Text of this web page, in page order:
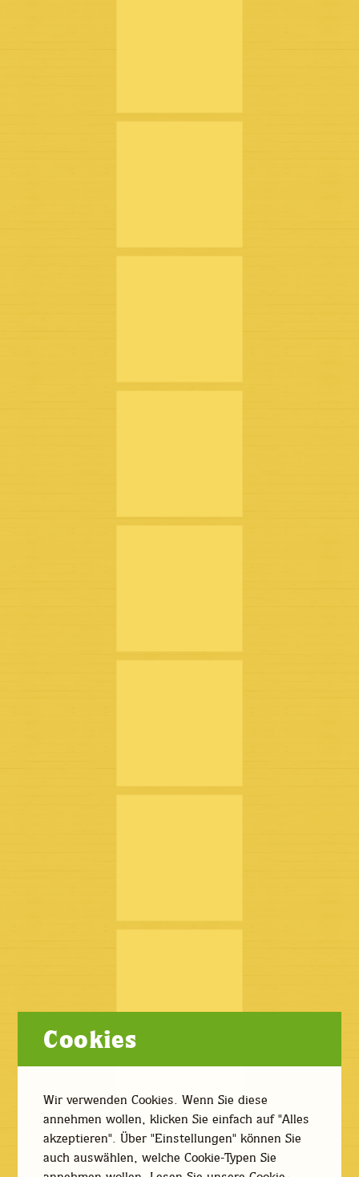
Cookies
Wir verwenden Cookies. Wenn Sie diese
annehmen wollen, klicken Sie einfach auf "Alles
akzeptieren". Über "Einstellungen" können Sie
auch auswählen, welche Cookie-Typen Sie